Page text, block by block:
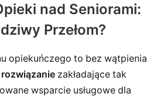
nad Seniorami:
Przełom?
opiekuńczego to bez wątpienia
zakładające tak
wsparcie usługowe dla